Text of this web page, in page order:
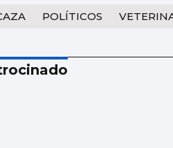
POLÍTICOS